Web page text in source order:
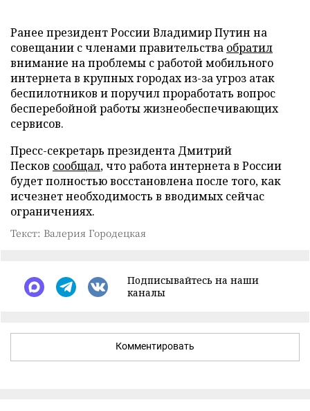
Ранее президент России Владимир Путин на
совещании с членами правительства обратил
внимание на проблемы с работой мобильного
интернета в крупных городах из-за угроз атак
беспилотников и поручил проработать вопрос
бесперебойной работы жизнеобеспечивающих
сервисов.
Пресс-секретарь президента Дмитрий
Песков сообщал, что работа интернета в России
будет полностью восстановлена после того, как
исчезнет необходимость в вводимых сейчас
ограничениях.
Текст: Валерия Городецкая
Подписывайтесь на наши
каналы
Комментировать